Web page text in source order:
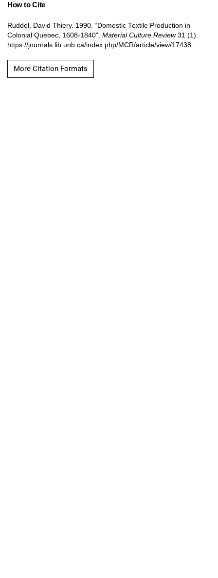
How to Cite
Ruddel, David Thiery. 1990. “Domestic Textile Production in
Colonial Quebec, 1608-1840”. Material Culture Review31 (1).
https://journals.lib.unb.ca/index.php/MCR/article/view/17438.
More Citation Formats